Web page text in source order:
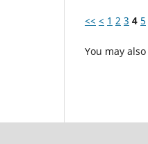
<< < 1 2 3 4 5
You may also